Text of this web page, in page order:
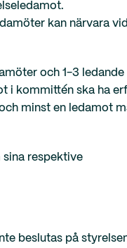
kan närvara vid
och 1-3 ledande
i kommittén ska ha
minst en ledamot
sina respektive
beslutas på